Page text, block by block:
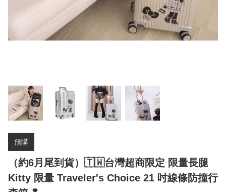
預購
（約6月尾到貨）🇹🇼台灣超商限定 限量長腿
Kitty 限量 Traveler's Choice 21 吋線條防撞行